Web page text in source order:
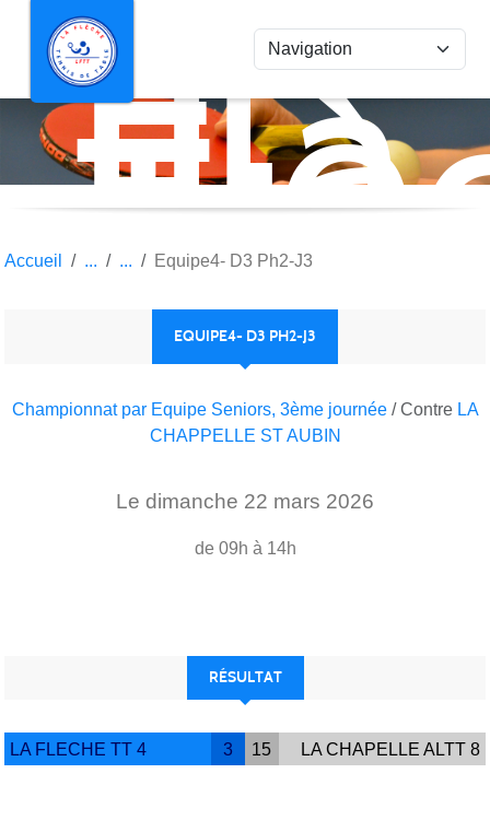
La
de
Accueil Equipe4- D3 Ph2-J3
EQUIPE4- D3 PH2-J3
Championnat par Equipe Seniors, 3ème journée / Contre LA
CHAPPELLE ST AUBIN
Le dimanche 22 mars 2026
de 09h à 14h
RÉSULTAT
LA FLECHE TT 4 3 15 LA CHAPELLE ALTT 8
Panneau de gestion des cookies